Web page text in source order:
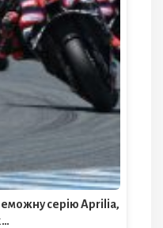
серію Aprilia,